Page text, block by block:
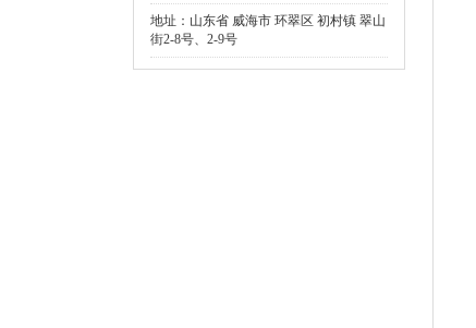
地址：山东省 威海市 环翠区 初村镇 翠山
街2-8号、2-9号